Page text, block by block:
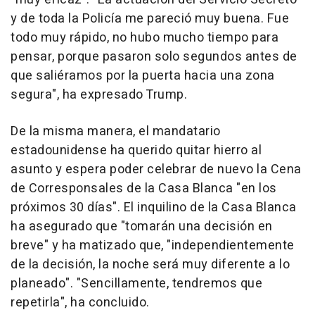
y de toda la Policía me pareció muy buena. Fue
todo muy rápido, no hubo mucho tiempo para
pensar, porque pasaron solo segundos antes de
que saliéramos por la puerta hacia una zona
segura", ha expresado Trump.
De la misma manera, el mandatario
estadounidense ha querido quitar hierro al
asunto y espera poder celebrar de nuevo la Cena
de Corresponsales de la Casa Blanca "en los
próximos 30 días". El inquilino de la Casa Blanca
ha asegurado que "tomarán una decisión en
breve" y ha matizado que, "independientemente
de la decisión, la noche será muy diferente a lo
planeado". "Sencillamente, tendremos que
repetirla", ha concluido.